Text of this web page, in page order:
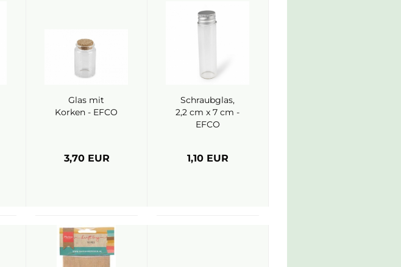
Glas mit
Korken - EFCO
3,70 EUR
Schraubglas,
2,2 cm x 7 cm -
EFCO
1,10 EUR